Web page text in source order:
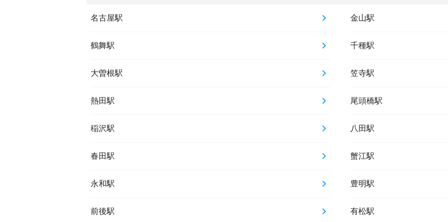
名古屋駅 金山駅
鶴舞駅 千種駅
大曽根駅 笠寺駅
熱田駅 尾頭橋駅
稲沢駅 八田駅
春田駅 蟹江駅
永和駅 豊明駅
前後駅 有松駅